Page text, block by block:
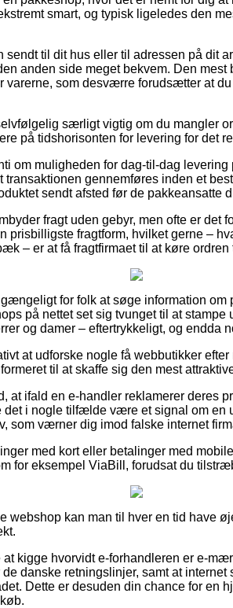
smart, og typisk ligeledes den
til dit hus eller til adressen på dit
anden side meget bekvem. Den
varerne, som desværre forudsætter at
særligt vigtig om du mangler
på tidshorisonten for levering for det
om muligheden for dag-til-dag
gennemføres inden et
sendt afsted før de pakkeansatte
fragt uden gebyr, men ofte er det
prisbilligste fragtform, hvilket gerne –
– er at få fragtfirmaet til at køre ordren
for folk at søge information om
på nettet set sig tvunget til at stampe
og damer – eftertrykkeligt, og endda
at udforske nogle få webbutikker
til at skaffe sig den mest
at ifald en e-handler reklamerer deres
det i nogle tilfælde være et signal om en
som værner dig imod falske internet
med kort eller betalinger med
for eksempel ViaBill, forudsat du
webshop kan man til hver en tid have
kigge hvorvidt e-forhandleren er e-
danske retningslinjer, samt at
Dette er desuden din chance for en